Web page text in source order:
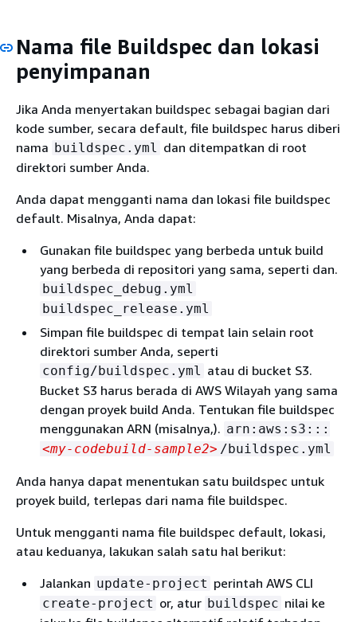
Nama file Buildspec dan lokasi
penyimpanan
Jika Anda menyertakan buildspec sebagai bagian dari
kode sumber, secara default, file buildspec harus diberi
nama buildspec.yml
dan ditempatkan di root
direktori sumber Anda.
Anda dapat mengganti nama dan lokasi file buildspec
default. Misalnya, Anda dapat:
Gunakan file buildspec yang berbeda untuk build
yang berbeda di repositori yang sama, seperti dan.
buildspec_debug.yml
buildspec_release.yml
Simpan file buildspec di tempat lain selain root
direktori sumber Anda, seperti
config/buildspec.yml
atau di bucket S3.
Bucket S3 harus berada di AWS Wilayah yang sama
dengan proyek build Anda. Tentukan file buildspec
menggunakan ARN (misalnya,). arn:aws:s3:::
<my-codebuild-sample2> /buildspec.yml
Anda hanya dapat menentukan satu buildspec untuk
proyek build, terlepas dari nama file buildspec.
Untuk mengganti nama file buildspec default, lokasi,
atau keduanya, lakukan salah satu hal berikut:
Jalankan update-project perintah AWS CLI
create-project or, atur buildspec nilai ke